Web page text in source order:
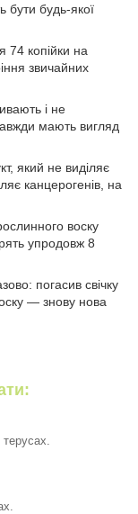
бути будь-якої
74 копійки на
звичайних
і не
мають вигляд
який не виділяє
канцерогенів, на
воску
упродовж 8
погасив свічку
— знову нова